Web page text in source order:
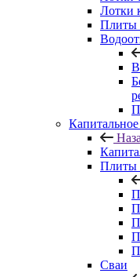
Лотки
Плиты
Капитальное
Плиты
Сваи